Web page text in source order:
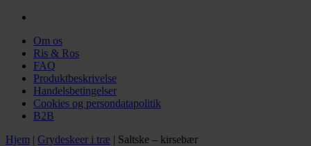
Om os
Ris & Ros
FAQ
Produktbeskrivelse
Handelsbetingelser
Cookies og persondatapolitik
B2B
Hjem | Grydeskeer i træ | Saltske – kirsebær